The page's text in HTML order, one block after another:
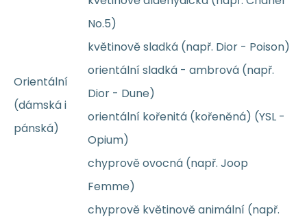
No.5)
květinově sladká (např. Dior - Poison)
Orientální
(dámská i
pánská)
orientální sladká - ambrová (např.
Dior - Dune)
orientální kořenitá (kořeněná) (YSL -
Opium)
chyprově ovocná (např. Joop
Femme)
chyprově květinově animální (např.